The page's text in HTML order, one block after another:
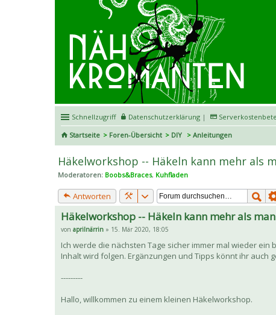
Schnellzugriff Datenschutzerklärung |
Startseite
Foren-Übersicht DIY Anleitungen
Häkelworkshop -- Häkeln kann mehr als
Moderatoren: Boobs&Braces, Kuhfladen
Antworten
Häkelworkshop -- Häkeln kann mehr als
von aprilnärrin » 15. Mär 2020, 18:05
Ich werde die nächsten Tage sicher immer mal wieder
Inhalt wird folgen. Ergänzungen und Tipps könnt ihr auch
---------
Hallo, willkommen zu einem kleinen Häkelworkshop.